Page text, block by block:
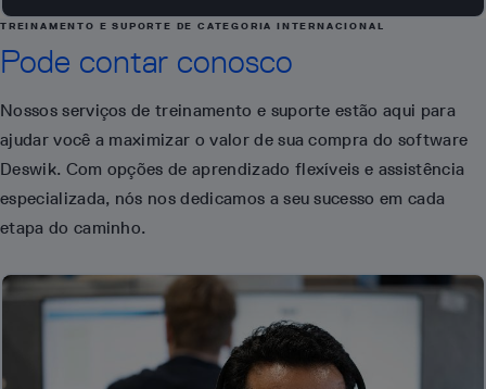
TREINAMENTO E SUPORTE DE CATEGORIA INTERNACIONAL
Pode contar conosco
Nossos serviços de treinamento e suporte estão aqui para
ajudar você a maximizar o valor de sua compra do software
Deswik. Com opções de aprendizado flexíveis e assistência
especializada, nós nos dedicamos a seu sucesso em cada
etapa do caminho.